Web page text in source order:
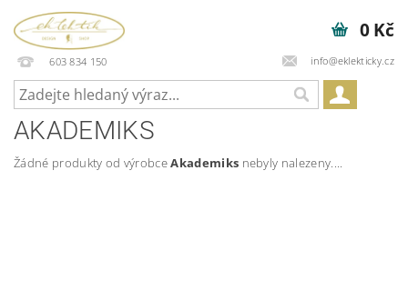
603 834 150 info@eklekticky.cz
0 Kč
AKADEMIKS
Žádné produkty od výrobceAkademiks nebyly nalezeny....